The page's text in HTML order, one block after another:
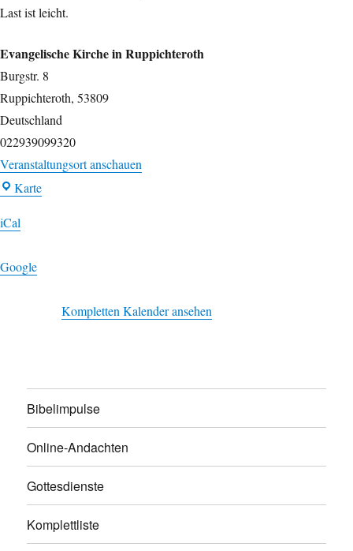
Last ist leicht.
Evangelische Kirche in Ruppichteroth
Burgstr. 8
Ruppichteroth, 53809
Deutschland
022939099320
Veranstaltungsort anschauen
Karte
iCal
Google
Kompletten Kalender ansehen
Bibelimpulse
Online-Andachten
Gottesdienste
Komplettliste